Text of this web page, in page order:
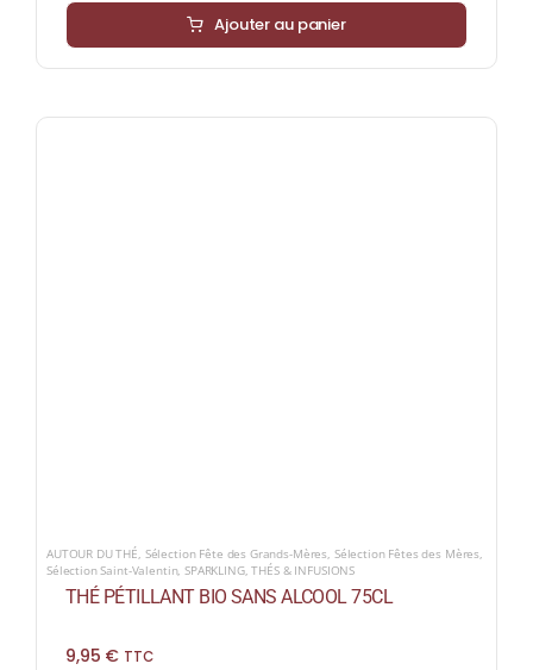
Ajouter au panier
AUTOUR DU THÉ, Sélection Fête des Grands-Mères, Sélection Fêtes des Mères,
Sélection Saint-Valentin,SPARKLING,THÉS & INFUSIONS
THÉ PÉTILLANT BIO SANS ALCOOL 75CL
9,95 € TTC